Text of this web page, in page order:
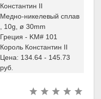
Константин II
Медно-никелевый сплав
, 10g, ø 30mm
Греция - KM# 101
Король Константин II
Цена: 134.64 - 145.73
руб.